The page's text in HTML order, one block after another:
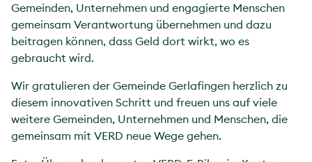
Gemeinden, Unternehmen und engagierte Menschen
gemeinsam Verantwortung übernehmen und dazu
beitragen können, dass Geld dort wirkt, wo es
gebraucht wird.
Wir gratulieren der Gemeinde Gerlafingen herzlich zu
diesem innovativen Schritt und freuen uns auf viele
weitere Gemeinden, Unternehmen und Menschen, die
gemeinsam mit VERD neue Wege gehen.